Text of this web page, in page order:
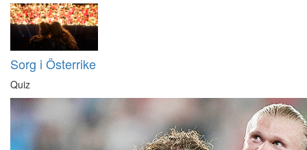
Sorg i Österrike
Quiz